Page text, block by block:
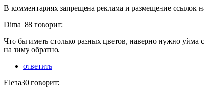
В комментариях запрещена реклама и размещение ссылок
Dima_88 говорит:
Что бы иметь столько разных цветов, наверно нужно
на зиму обратно.
ответить
Elena30 говорит: